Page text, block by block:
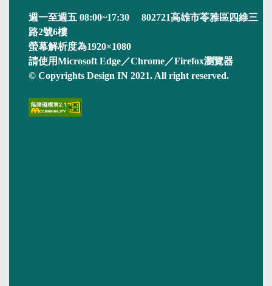
週一至週五 08:00~17:30 802721高雄市苓雅區四維三
路2號6樓
螢幕解析度為1920×1080
請使用Microsoft Edge／Chrome／Firefox瀏覽器
© Copyrights Design IN 2021. All right reserved.